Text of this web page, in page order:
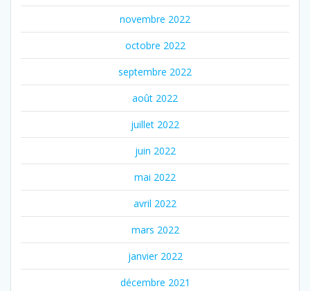
novembre 2022
octobre 2022
septembre 2022
août 2022
juillet 2022
juin 2022
mai 2022
avril 2022
mars 2022
janvier 2022
décembre 2021